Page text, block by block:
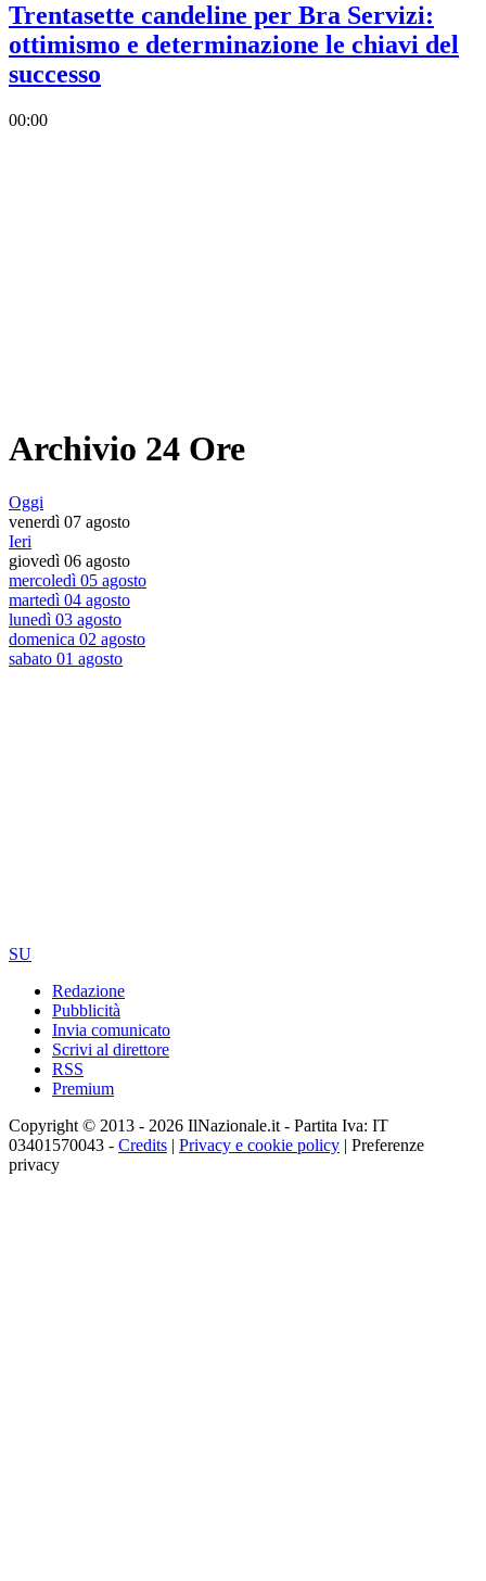
Trentasette candeline per Bra Servizi:
ottimismo e determinazione le chiavi del
successo
00:00
Archivio 24 Ore
Oggi
venerdì 07 agosto
Ieri
giovedì 06 agosto
mercoledì 05 agosto
martedì 04 agosto
lunedì 03 agosto
domenica 02 agosto
sabato 01 agosto
SU
Redazione
Pubblicità
Invia comunicato
Scrivi al direttore
RSS
Premium
Copyright © 2013 - 2026 IlNazionale.it - Partita Iva: IT
03401570043 - Credits | Privacy e cookie policy | Preferenze
privacy